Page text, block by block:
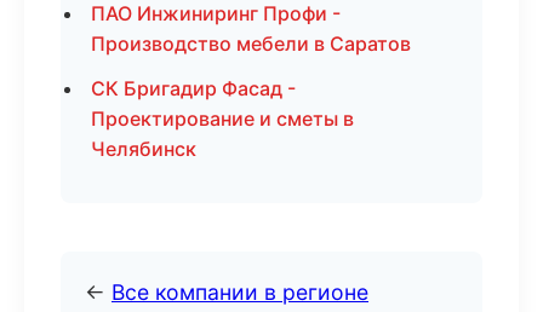
ПАО Инжиниринг Профи -
Производство мебели в Саратов
СК Бригадир Фасад -
Проектирование и сметы в
Челябинск
← Все компании в регионе